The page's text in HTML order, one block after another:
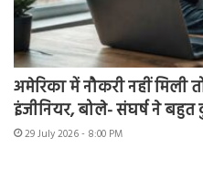
अमेरिका में नौकरी नहीं मिली
इंजीनियर, बोले- संघर्ष ने
29 July 2026 - 8:00 PM